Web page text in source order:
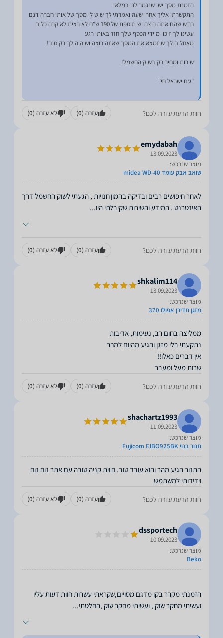
התקשרתי אליך אחרי שעה ואמרתי לך שיש לי מסך של אותו חברה דגם
חוות הדעת עזרה לכם? עזרה (0) לא עזרה (0)
emydabah
13.09.2023
מוצר שנרכש:
שואב אבק עומד midea WD-40
לאחר חיפושים רבים ובדיקה בהמון חנויות , הגעתי לשוק החשמל דרך
האינטרנט . המידע והשירות שקיבלתי היו...
חוות הדעת עזרה לכם? עזרה (0) לא עזרה (0)
shkalim114
13.09.2023
מוצר שנרכש:
מזגן תדירן אפולו 370
שרות מעל ומעבר
חוות הדעת עזרה לכם? עזרה (0) לא עזרה (0)
shachartz1993
11.09.2023
מוצר שנרכש:
תנור בנוי Fujicom FJBO925BK
התנור הגיע מהר והוא עובד טוב. חווית קניה טובה עם אתר נוח נוח
וידידותי למשתמש
חוות הדעת עזרה לכם? עזרה (0) לא עזרה (0)
dssportech
10.09.2023
מוצר שנרכש:
Beko
הזמנתי מקרר בקו מדגם מסויים,שקראתי עשרות חוות דעות עליו
ועשיתי מחקר שוק , ועשיתי מחקר שוק ,החלטתי...